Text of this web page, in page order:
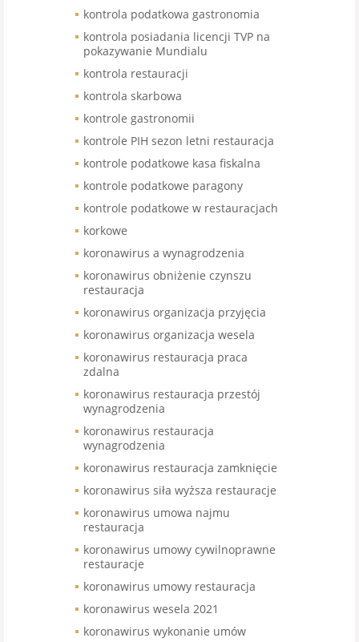
kontrola podatkowa gastronomia
kontrola posiadania licencji TVP na
pokazywanie Mundialu
kontrola restauracji
kontrola skarbowa
kontrole gastronomii
kontrole PIH sezon letni restauracja
kontrole podatkowe kasa fiskalna
kontrole podatkowe paragony
kontrole podatkowe w restauracjach
korkowe
koronawirus a wynagrodzenia
koronawirus obniżenie czynszu
restauracja
koronawirus organizacja przyjęcia
koronawirus organizacja wesela
koronawirus restauracja praca
zdalna
koronawirus restauracja przestój
wynagrodzenia
koronawirus restauracja
wynagrodzenia
koronawirus restauracja zamknięcie
koronawirus siła wyższa restauracje
koronawirus umowa najmu
restauracja
koronawirus umowy cywilnoprawne
restauracje
koronawirus umowy restauracja
koronawirus wesela 2021
koronawirus wykonanie umów